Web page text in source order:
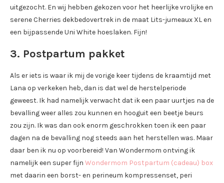
uitgezocht. En wij hebben gekozen voor het heerlijke vrolijke en
serene Cherries dekbedovertrek in de maat Lits-jumeaux XL en
een bijpassende Uni White hoeslaken. Fijn!
3. Postpartum pakket
Als er iets is waar ik mij de vorige keer tijdens de kraamtijd met
Lana op verkeken heb, dan is dat wel de herstelperiode
geweest. Ik had namelijk verwacht dat ik een paar uurtjes na de
bevalling weer alles zou kunnen en hooguit een beetje beurs
zou zijn. Ik was dan ook enorm geschrokken toen ik een paar
dagen na de bevalling nog steeds aan het herstellen was. Maar
daar ben ik nu op voorbereid! Van Wondermom ontving ik
namelijk een super fijn Wondermom Postpartum (cadeau) box
met daarin een borst- en perineum kompressenset, peri